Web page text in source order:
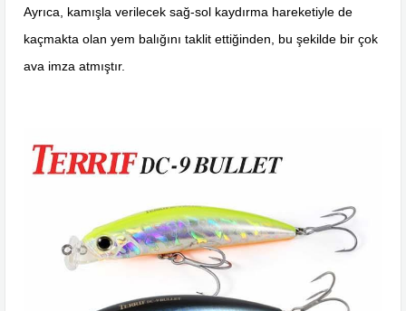
Ayrıca, kamışla verilecek sağ-sol kaydırma hareketiyle de
kaçmakta olan yem balığını taklit ettiğinden, bu şekilde bir çok
ava imza atmıştır.